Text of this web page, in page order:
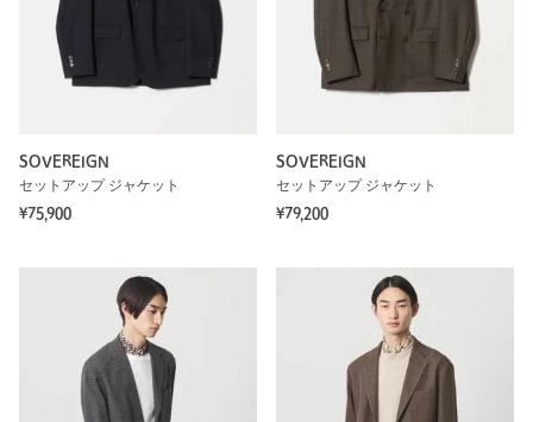
SOVEREIGN
セットアップ ジャケット
¥75,900
SOVEREIGN
セットアップ ジャケット
¥79,200